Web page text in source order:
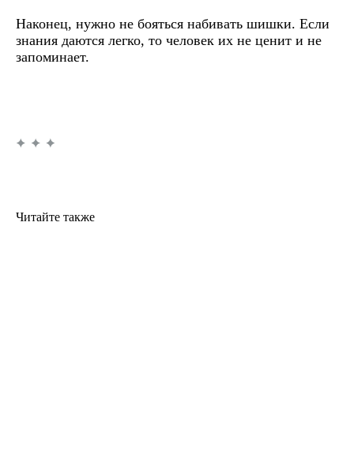
Наконец, нужно не бояться набивать шишки. Если
знания даются легко, то человек их не ценит и не
запоминает.
Читайте также